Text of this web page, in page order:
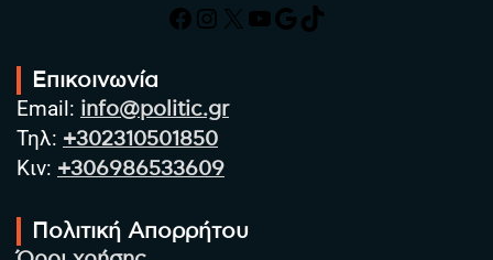
Facebook
Instagram
X YouTube
Google
TikTok
Επικοινωνία
Email: info@politic.gr
Τηλ: +302310501850
Κιν: +306986533609
Πολιτική Απορρήτου